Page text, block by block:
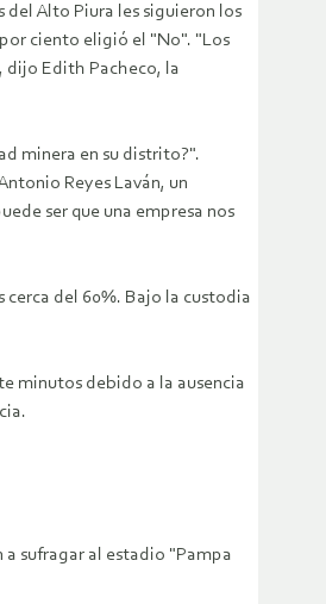
Alto Piura les siguieron los
ciento eligió el "No". "Los
dijo Edith Pacheco, la
minera en su distrito?".
Reyes Laván, un
ser que una empresa nos
del 60%. Bajo la custodia
minutos debido a la ausencia
a sufragar al estadio "Pampa